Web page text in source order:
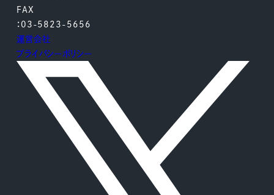
FAX
：03-5823-5656
運営会社
プライバシーポリシー